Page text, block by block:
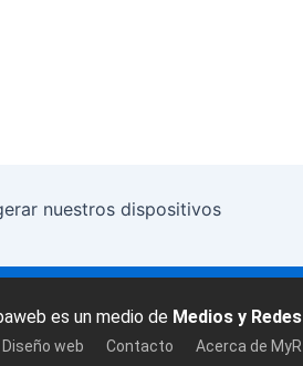
nuestros dispositivos
es un medio de Medios y Redes
web Contacto Acerca de MyR